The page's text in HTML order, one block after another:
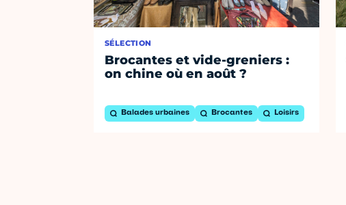
SÉLECTION
Brocantes et vide-greniers :
on chine où en août ?
Balades urbaines Brocantes Loisirs